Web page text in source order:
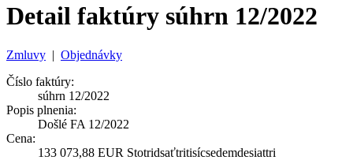
Detail faktúry súhrn 12/2022
Zmluvy | Objednávky
Číslo faktúry:
súhrn 12/2022
Popis plnenia:
Došlé FA 12/2022
Cena:
133 073,88 EUR Stotridsaťtritisícsedemdesiattri